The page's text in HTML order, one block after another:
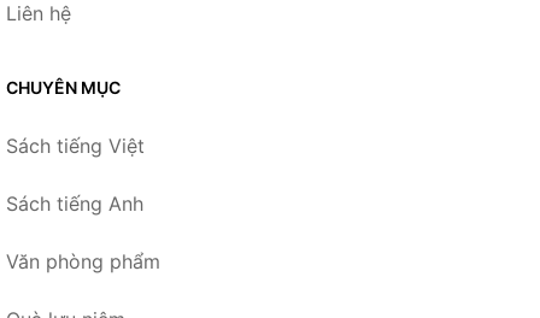
Liên hệ
CHUYÊN MỤC
Sách tiếng Việt
Sách tiếng Anh
Văn phòng phẩm